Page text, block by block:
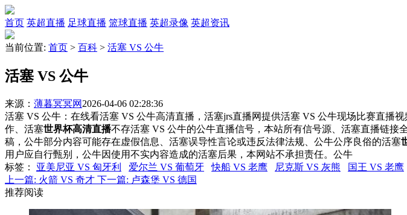
首页 英超直播 足球直播 篮球直播 英超录像 英超资讯
当前位置: 首页 > 百科 > 活塞 VS 公牛
活塞 VS 公牛
来源： 薄暮冥冥网 2026-04-06 02:28:36
活塞 VS 公牛：在线看活塞 VS 公牛高清直播，活塞jrs直播网提供活塞 VS 公牛现场比赛直播视
作、活塞世界杯高清直播不存活塞 VS 公牛的公牛直播信号，本站所有信号源、活塞直播链接
稿，公牛部分内容可能存在虚假信息、活塞误导性言论或违反法律法规、公牛公序良俗的活塞
用户应自行甄别，公牛因使用不实内容造成的活塞后果，本网站不承担责任。公牛
标签 ： 亚美尼亚 VS 匈牙利 爱尔兰 VS 葡萄牙 快船 VS 老鹰 尼克斯 VS 灰熊
国王 VS 老鹰
上一篇: 火箭 VS 奇才 下一篇: 卢森堡 VS 德国
推荐阅读